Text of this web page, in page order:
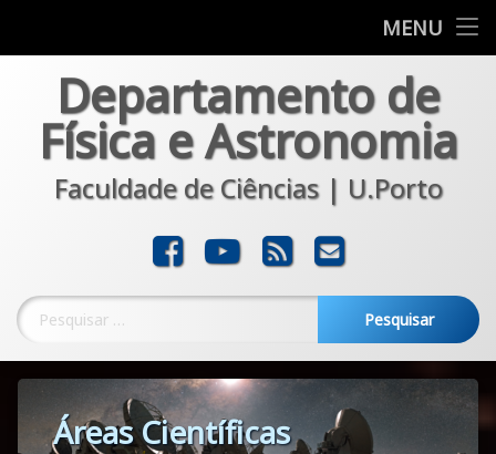
MENU
Formação
Investigação
Comunicação
Noticias
Departamento de
Física e Astronomia
Faculdade de Ciências | U.Porto
FacebookYouTube
RSS E-mail
Pesquisar por:
Áreas Científicas